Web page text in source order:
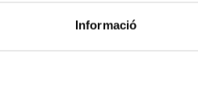
Informació